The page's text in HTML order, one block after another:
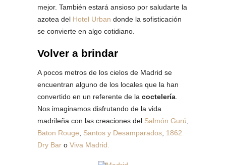
mejor. También estará ansioso por saludarte la
azotea del Hotel Urban donde la sofisticación
se convierte en algo cotidiano.
Volver a brindar
A pocos metros de los cielos de Madrid se
encuentran alguno de los locales que la han
convertido en un referente de la coctelería
Nos imaginamos disfrutando de la vida
madrileña con las creaciones del Salmón Gurú
Baton Rouge
Santos y Desamparados 1862
Dry Bar o Viva Madrid.